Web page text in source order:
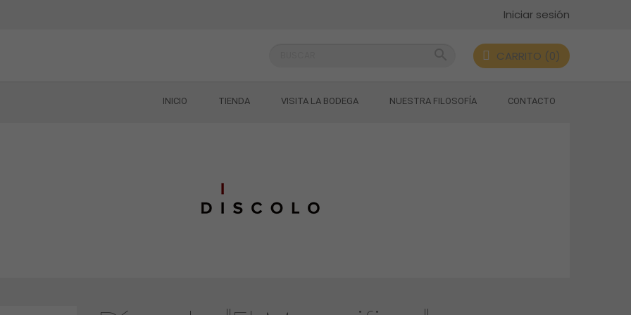
Iniciar sesión
CARRITO (0)
INICIO TIENDA VISITA LA BODEGA NUESTRA FILOSOFÍA CONTACTO